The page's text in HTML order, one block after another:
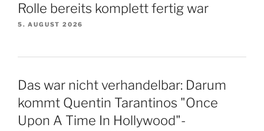
Rolle bereits komplett fertig war
5. AUGUST 2026
Das war nicht verhandelbar: Darum
kommt Quentin Tarantinos "Once
Upon A Time In Hollywood"-